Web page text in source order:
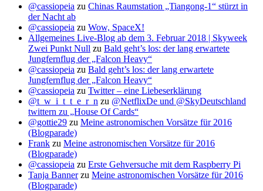
@cassiopeia zu Chinas Raumstation „Tiangong-1“ stürzt in
der Nacht ab
@cassiopeia zu Wow, SpaceX!
Allgemeines Live-Blog ab dem 3. Februar 2018 | Skyweek
Zwei Punkt Null zu Bald geht’s los: der lang erwartete
Jungfernflug der „Falcon Heavy“
@cassiopeia zu Bald geht’s los: der lang erwartete
Jungfernflug der „Falcon Heavy“
@cassiopeia zu Twitter – eine Liebeserklärung
@t_w_i_t_t_e_r_n zu @NetflixDe und @SkyDeutschland
twittern zu „House Of Cards“
@gottie29 zu Meine astronomischen Vorsätze für 2016
(Blogparade)
Frank zu Meine astronomischen Vorsätze für 2016
(Blogparade)
@cassiopeia zu Erste Gehversuche mit dem Raspberry Pi
Tanja Bannerzu Meine astronomischen Vorsätze für 2016
(Blogparade)